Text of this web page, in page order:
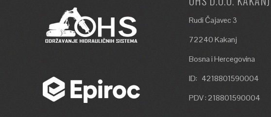
Rudi Čajavec 3
72240 Kakanj
Bosna i Hercegovina
ID: 4218801590004
PDV : 218801590004